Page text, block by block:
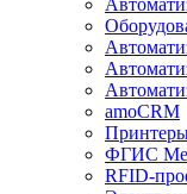
amoCRM
Принтеры
ФГИС
RFID-